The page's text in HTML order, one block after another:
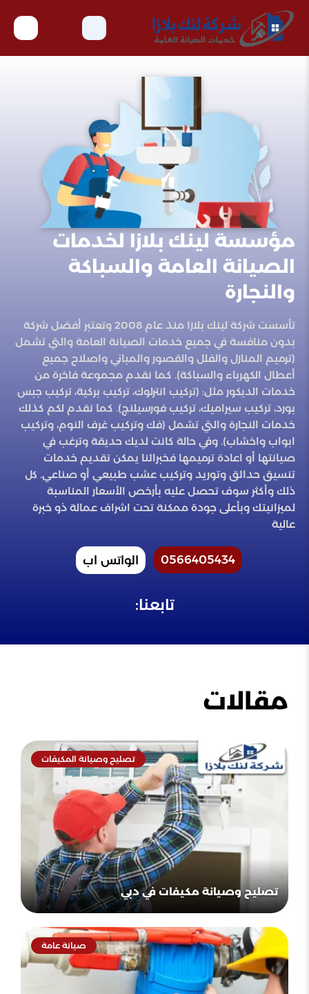
مؤسسة لينك بلازا لخدمات
الصيانة العامة والسباكة
والنجارة
تأسست شركة لينك بلازا منذ عام 2008 وتعتبر أفضل شركة
بدون منافسة في جميع خدمات الصيانة العامة والتي تشمل
(ترميم المنازل والفلل والقصور والمباني واصلاح جميع
أعطال الكهرباء والسباكة). كما نقدم مجموعة فاخرة من
خدمات الديكور مثل: (تركيب انترلوك، تركيب بركية، تركيب جبس
بورد، تركيب سيراميك، تركيب فورسيلنج). كما نقدم لكم كذلك
خدمات النجارة والتي تشمل (فك وتركيب غرف النوم، وتركيب
ابواب واخشاب). وفي حالة كانت لديك حديقة وترغب في
صيانتها أو اعادة ترميمها فخبرائنا يمكن تقديم خدمات
تنسيق حدائق وتوريد وتركيب عشب طبيعي أو صناعي. كل
ذلك وأكثر سوف تحصل عليه بأرخص الأسعار المناسبة
لميزانيتك وبأعلى جودة ممكنة تحت اشراف عمالة ذو خبرة
عالية
0566405434 الواتس اب
تابعنا:
مقالات
تصليح وصيانة المكيفات
تصليح وصيانة مكيفات في دبي
صيانة عامة